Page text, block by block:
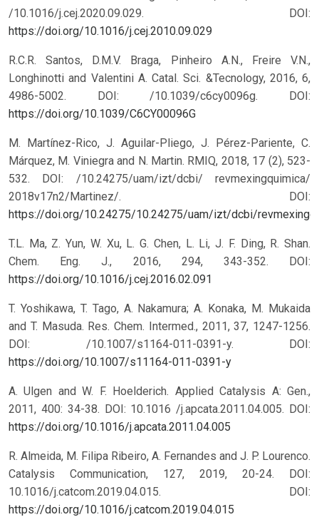
/10.1016/j.cej.2020.09.029. DOI:
https://doi.org/10.1016/j.cej.2010.09.029
R.C.R. Santos, D.M.V. Braga, Pinheiro A.N., Freire V.N.,
Longhinotti and Valentini A. Catal. Sci. &Tecnology, 2016, 6,
4986-5002. DOI: /10.1039/c6cy0096g. DOI:
https://doi.org/10.1039/C6CY00096G
M. Martínez-Rico, J. Aguilar-Pliego, J. Pérez-Pariente, C.
Márquez, M. Viniegra and N. Martin. RMIQ, 2018, 17 (2), 523-
532. DOI: /10.24275/uam/izt/dcbi/ revmexingquimica/
2018v17n2/Martinez/. DOI:
https://doi.org/10.24275/10.24275/uam/izt/dcbi/
T.L. Ma, Z. Yun, W. Xu, L. G. Chen, L. Li, J. F. Ding, R. Shan.
Chem. Eng. J., 2016, 294, 343-352. DOI:
https://doi.org/10.1016/j.cej.2016.02.091
T. Yoshikawa, T. Tago, A. Nakamura; A. Konaka, M. Mukaida
and T. Masuda. Res. Chem. Intermed., 2011, 37, 1247-1256.
DOI: /10.1007/s1164-011-0391-y. DOI:
https://doi.org/10.1007/s11164-011-0391-y
A. Ulgen and W. F. Hoelderich. Applied Catalysis A: Gen.,
2011, 400: 34-38. DOI: 10.1016 /j.apcata.2011.04.005. DOI:
https://doi.org/10.1016/j.apcata.2011.04.005
R. Almeida, M. Filipa Ribeiro, A. Fernandes and J. P. Lourenco.
Catalysis Communication, 127, 2019, 20-24. DOI:
10.1016/j.catcom.2019.04.015. DOI:
https://doi.org/10.1016/j.catcom.2019.04.015